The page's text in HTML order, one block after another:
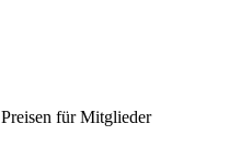
für Mitglieder